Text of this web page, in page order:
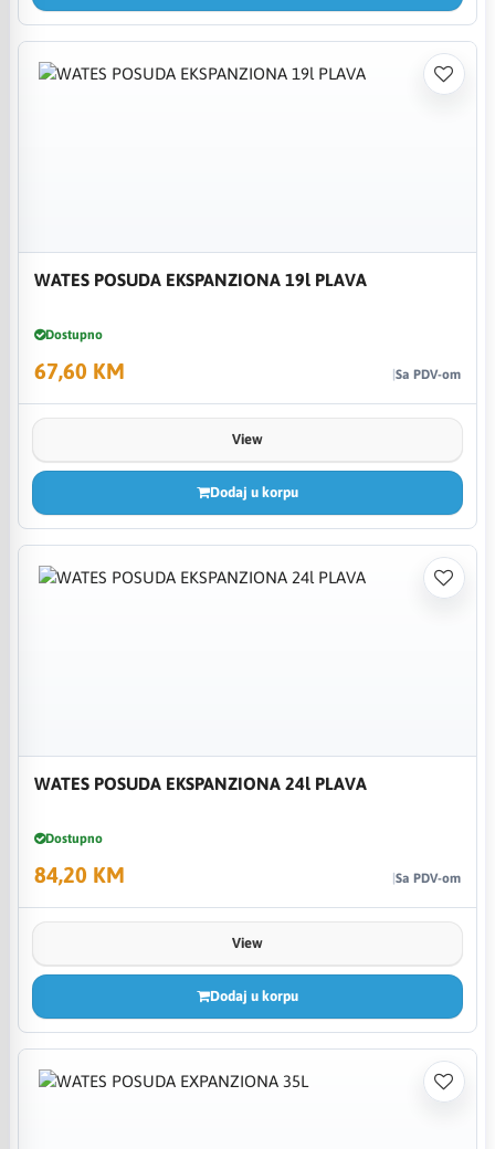
WATES POSUDA EKSPANZIONA 19l PLAVA
Dostupno
67,60 KM Sa PDV-om
View
Dodaj u korpu
WATES POSUDA EKSPANZIONA 24l PLAVA
Dostupno
84,20 KM Sa PDV-om
View
Dodaj u korpu